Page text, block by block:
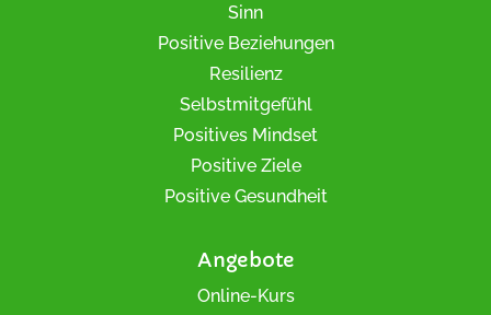
Sinn
Positive Beziehungen
Resilienz
Selbstmitgefühl
Positives Mindset
Positive Ziele
Positive Gesundheit
Angebote
Online-Kurs